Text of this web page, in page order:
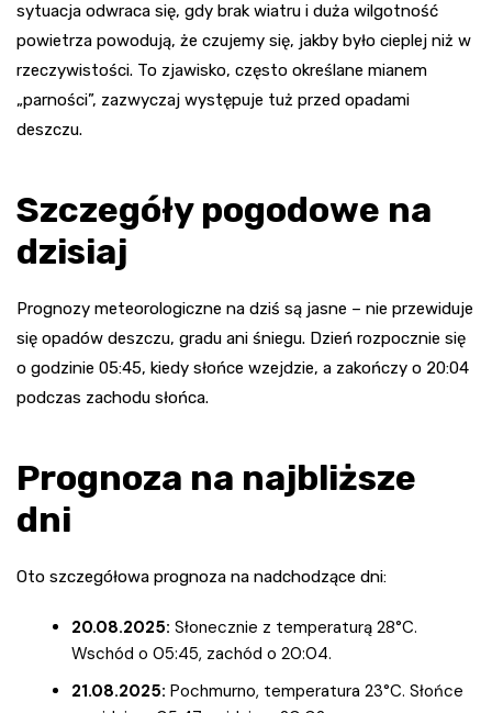
sytuacja odwraca się, gdy brak wiatru i duża wilgotność
powietrza powodują, że czujemy się, jakby było cieplej niż w
rzeczywistości. To zjawisko, często określane mianem
„parności”, zazwyczaj występuje tuż przed opadami
deszczu.
Szczegóły pogodowe na
dzisiaj
Prognozy meteorologiczne na dziś są jasne – nie przewiduje
się opadów deszczu, gradu ani śniegu. Dzień rozpocznie się
o godzinie 05:45, kiedy słońce wzejdzie, a zakończy o 20:04
podczas zachodu słońca.
Prognoza na najbliższe
dni
Oto szczegółowa prognoza na nadchodzące dni:
20.08.2025: Słonecznie z temperaturą 28°C.
Wschód o 05:45, zachód o 20:04.
21.08.2025: Pochmurno, temperatura 23°C. Słońce